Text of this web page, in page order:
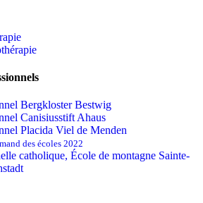
Bergkloster Bestwig
Canisiusstift Ahaus
Placida Viel de Menden
des écoles 2022
catholique, École de montagne Sainte-